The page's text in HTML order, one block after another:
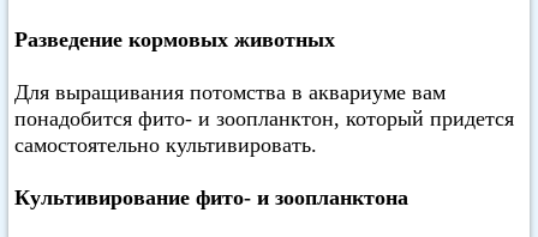
Разведение кормовых животных
Для выращивания потомства в аквариуме вам
понадобится фито- и зоопланктон, который придется
самостоятельно культивировать.
Культивирование фито- и зоопланктона